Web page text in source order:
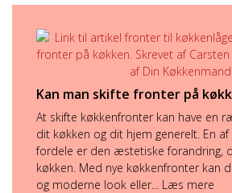
Kan man skifte fronter på
At skifte køkkenfronter kan have en
dit køkken og dit hjem generelt. En
fordele er den æstetiske forandring,
køkken. Med nye køkkenfronter kan
og moderne look eller... Læs mere